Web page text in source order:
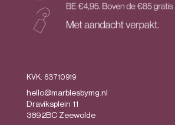
KVK: 63710919
hello@marblesbymg.nl
Draviksplein 11
3892BC Zeewolde